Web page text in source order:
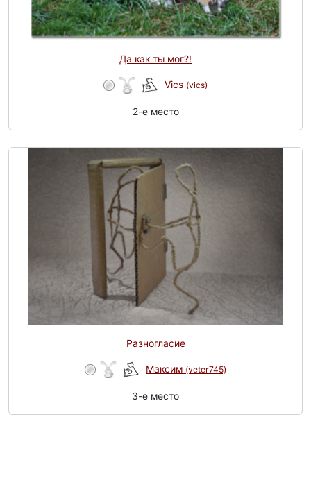
Да как ты мог?!
Vics (vics)
2-e место
Разногласие
Максим (veter745)
3-e место